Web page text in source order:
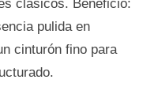
clásicos. Beneficio:
pulida en
cinturón fino para